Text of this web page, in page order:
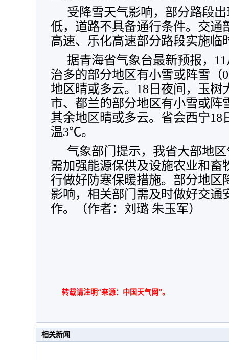
受降雪天气影响，部分路段
低，道路不具备通行条件。交通
高速、乐化高速部分路段实施临
据青海省气象台最新预报，
治多的部分地区有小雪或阵雪（
地区晴或多云。18日夜间，玉树
市、都兰的部分地区有小雪或阵
其余地区晴或多云。省会西宁18
温3℃。
气象部门提示，我省大部地
需加强能源保供及设施农业和畜
行做好防寒保暖措施。部分地区
影响，相关部门需及时做好交通
作。（作者：刘璐 朱玉军）
转载请注明“来源：中国天气网”。
相关新闻